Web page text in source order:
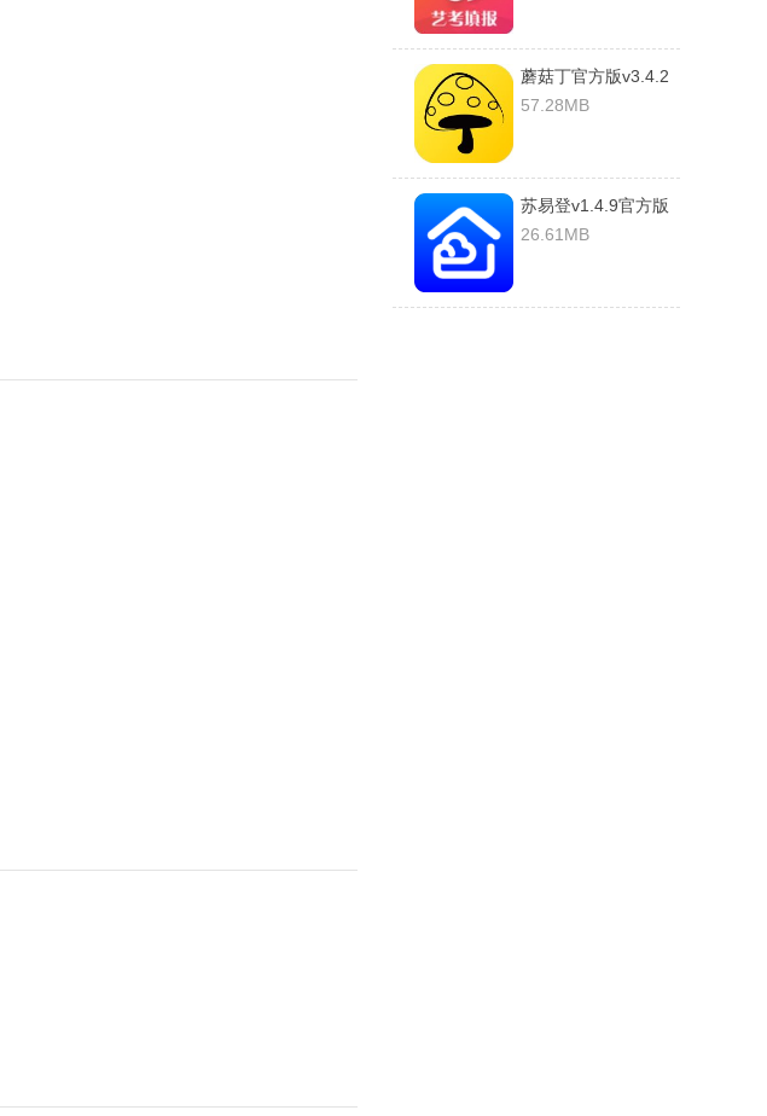
蘑菇丁官方版v3.4.2
安卓版
57.28MB
苏易登v1.4.9官方版
26.61MB